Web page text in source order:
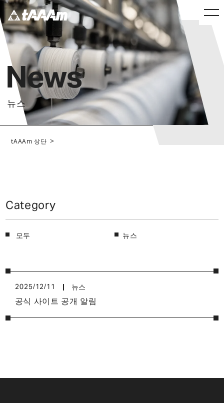
News
뉴스
tAAAm 상단 >
Category
모두 뉴스
2025/12/11 뉴스
공식 사이트 공개 알림